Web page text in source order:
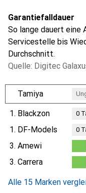
Garantiefalldauer
So lange dauert eine
Servicestelle bis
Durchschnitt.
Quelle: Digitec
Tamiya
1. Blackzon 0
1. DF-Models 0
3. Amewi
Tag
3. Carrera
Alle 15 Marken